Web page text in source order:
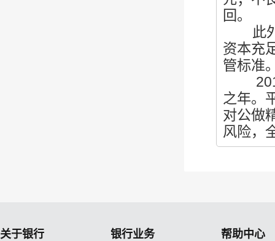
回。
此外
资本充
管标准
2018
之年。
对公做
风险，
关于银行 银行业务 帮助中心